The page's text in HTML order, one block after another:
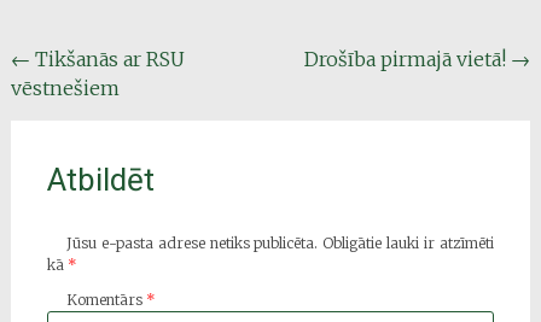
Post
navigation
← Tikšanās ar RSU
vēstnešiem
Drošība pirmajā vietā! →
Atbildēt
Jūsu e-pasta adrese netiks publicēta. Obligātie lauki ir atzīmēti
kā *
Komentārs *